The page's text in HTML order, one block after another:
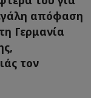
απόφαση
Γερμανία
τον